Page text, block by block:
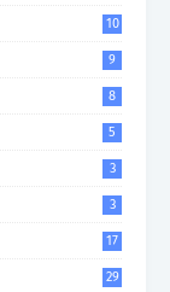
10
9
8
5
3
3
17
29